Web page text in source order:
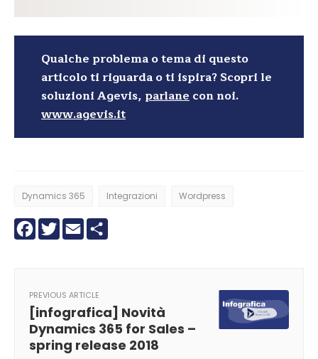
Qualche problema o tema di questo
articolo ti riguarda o ti ispira? Scopri le
soluzioni Agevis, parlanecon noi.
www.agevis.it
Dynamics 365 Integrazioni Wordpress
Facebook
Twitter
Email
PREVIOUS ARTICLE
[infografica] Novità
Dynamics 365 for Sales –
spring release 2018